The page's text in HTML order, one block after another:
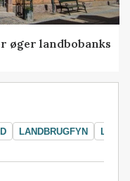
øger landbobanks
LANDBRUGFYN